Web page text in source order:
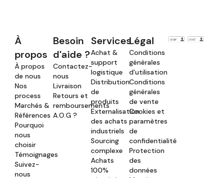
À
propos
À propos
de nous
Nos
process
Marchés &
Références
Pourquoi
nous
choisir
Témoignages
Suivez-
nous
Besoin
d'aide ?
Contactez-
nous
Livraison
Retours et
remboursements
A.O.G ?
Services
Achat &
support
logistique
Distribution
de
produits
Externalisation
des achats
industriels
Sourcing
complexe
Achats
100%
Légal
Conditions
générales
d'utilisation
Conditions
générales
de vente
Cookies et
paramètres
de
confidentialité
Protection
des
données